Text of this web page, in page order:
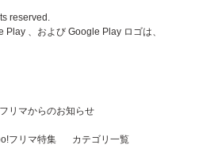
reserved.
、および Google Play ロゴは、
リマからのお知らせ
フリマ特集 カテゴリ一覧